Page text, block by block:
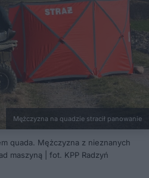
Mężczyzna na quadzie stracił panowanie
quada. Mężczyzna z nieznanych
maszyną | fot. KPP Radzyń